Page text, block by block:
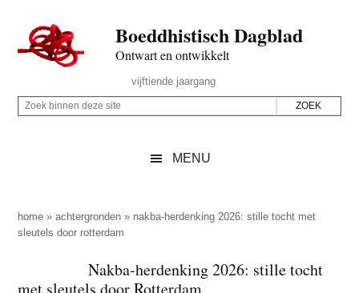
naar
de
inhoud
secondary
naar
de
sidebar
naar
de
Boeddhistisch Dagblad
Ontwart en ontwikkelt
Rechts
vijftiende jaargang
Z
p
d
z
Z
i
n
MENU
home »achtergronden » nakba-herdenking 2026: stille tocht met
sleutels door rotterdam
Nakba-herdenking 2026: stille tocht
met sleutels door Rotterdam